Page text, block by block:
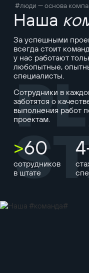
#люди — основа
Наша
За успешными
всегда стоит
у нас работают
любопытные,
специалисты.
Сотрудники в
заботятся о
выполнения работ
проектам.
>60
сотрудников
в штате